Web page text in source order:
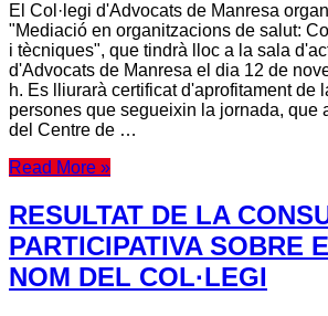
El Col·legi d'Advocats de Manresa
"Mediació en organitzacions de salut:
i tècniques", que tindrà lloc a la sala
d'Advocats de Manresa el dia 12 de
h. Es lliurarà certificat d'aprofitament de
persones que segueixin la jornada, que
del Centre de …
Read More »
RESULTAT DE LA
PARTICIPATIVA SOBRE
NOM DEL COL·LEGI